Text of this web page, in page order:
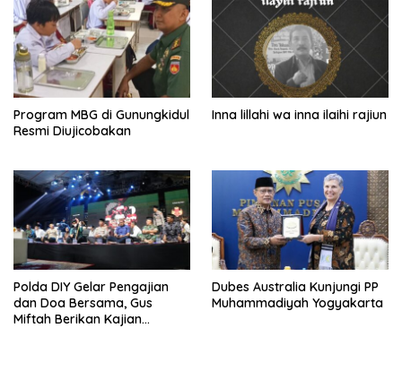
Program MBG di Gunungkidul
Resmi Diujicobakan
Inna lillahi wa inna ilaihi rajiun
Polda DIY Gelar Pengajian
dan Doa Bersama, Gus
Miftah Berikan Kajian
Dubes Australia Kunjungi PP
Muhammadiyah Yogyakarta